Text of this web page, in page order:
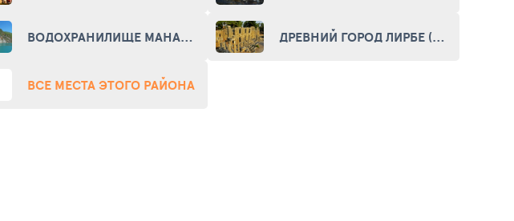
ВОДОХРАНИЛИЩЕ МАНАВГАТ (MANAVGAT RESERVOIR) ДРЕВНИЙ ГОРОД ЛИРБЕ (ANCIENT CITY OF LYRBE)
ВСЕ МЕСТА ЭТОГО РАЙОНА